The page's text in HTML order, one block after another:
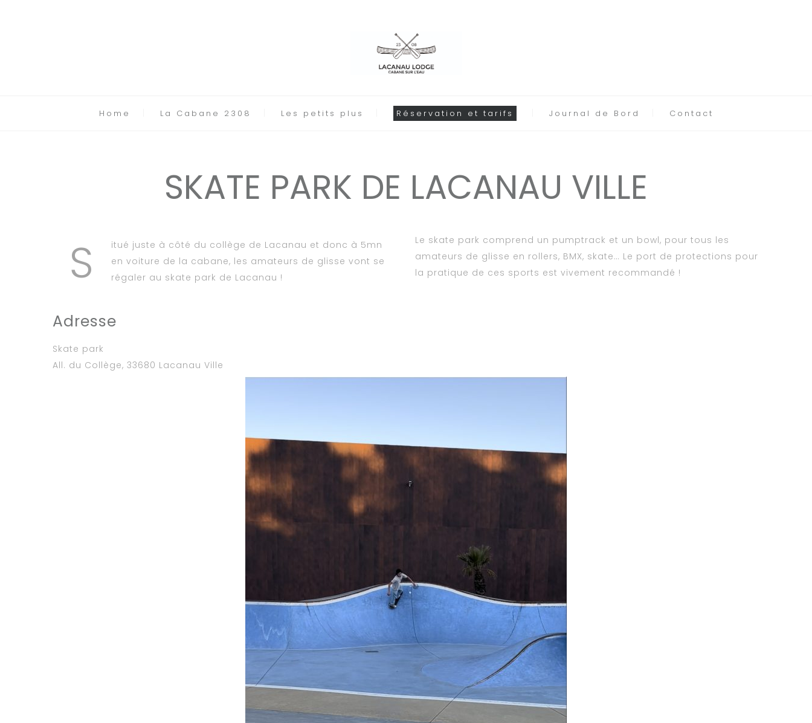
Home La Cabane 2308 Les petits plus Réservation et tarifs Journal de Bord Contact
SKATE PARK DE LACANAU VILLE
S
itué juste à côté du collège de Lacanau et donc à 5mn
en voiture de la cabane, les amateurs de glisse vont se
régaler au skate park de Lacanau !
Le skate park comprend un pumptrack et un bowl, pour tous les
amateurs de glisse en rollers, BMX, skate… Le port de protections pour
la pratique de ces sports est vivement recommandé !
Adresse
Skate park
All. du Collège, 33680 Lacanau Ville